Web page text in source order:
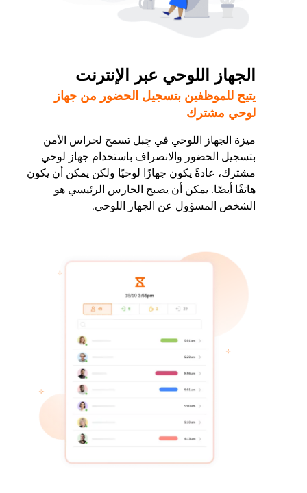
الجهاز اللوحي عبر الإنترنت
يتيح للموظفين بتسجيل الحضور من جهاز
لوحي مشترك
ميزة الجهاز اللوحي في جِبل تسمح لحراس الأمن
بتسجيل الحضور والانصراف باستخدام جهاز لوحي
مشترك، عادةً يكون جهازًا لوحيًا ولكن يمكن أن يكون
هاتفًا أيضًا. يمكن أن يصبح الحارس الرئيسي هو
الشخص المسؤول عن الجهاز اللوحي.